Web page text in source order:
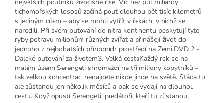
největších poutníků živočišné říše. Víc než půl miliardy
tichomořských lososů začíná pouť dlouhou pět tisíc kilometrů
s jediným cílem – aby se mohli vytřít v řekách, v nichž se
narodili. Při svém putování do nitra kontinentu poskytují tyto
ryby potravu milionům různých zvířat a přinášejí život do
jednoho z nejbohatších přírodních prostředí na Zemi.DVD 2 -
Daleké putování za životem3. Velká cestaKaždý rok se na
malém území Serengeti shromáždí na tři miliony kopytníků –
tak velkou koncentraci nenajdete nikde jinde na světě. Stáda tu
ale zůstanou jen několik měsíců a pak se vydají na dlouhou
cestu. Když opustí Serengeti, predátoři, kteří tu zůstanou,